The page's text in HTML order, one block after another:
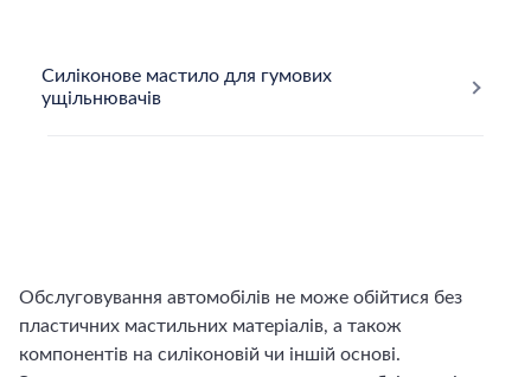
Силіконове мастило для гумових
ущільнювачів
Обслуговування автомобілів не може обійтися без
пластичних мастильних матеріалів, а також
компонентів на силіконовій чи іншій основі.